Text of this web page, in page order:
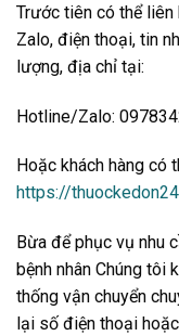
Trước tiên có thể
Zalo, điện thoại, tin
lượng, địa chỉ tại:
Hotline/Zalo:
Hoặc khách hàng có
https://
Bừa để phục vụ nhu
bệnh nhân Chúng tôi
thống vận chuyển
lại số điện thoại